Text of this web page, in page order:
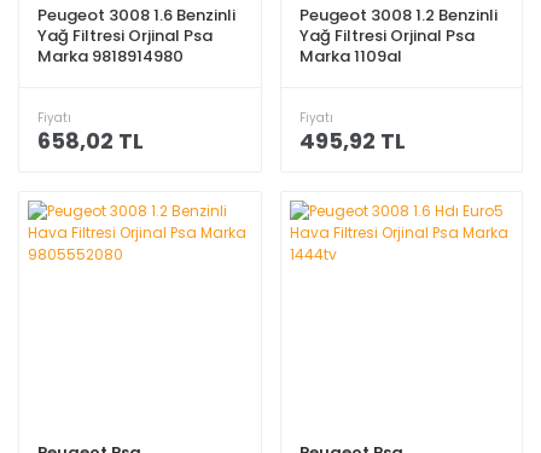
Peugeot 3008 1.6 Benzinli
Yağ Filtresi Orjinal Psa
Marka 9818914980
Fiyatı
658,02 TL
Peugeot 3008 1.2 Benzinli
Yağ Filtresi Orjinal Psa
Marka 1109al
Fiyatı
495,92 TL